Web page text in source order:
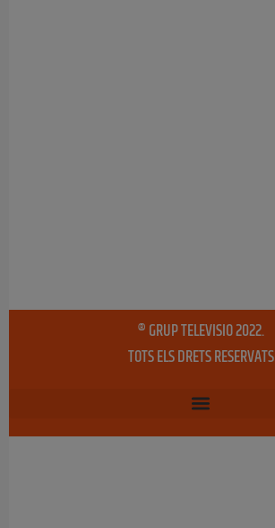
® GRUP TELEVISIO 2022.
TOTS ELS DRETS RESERVATS